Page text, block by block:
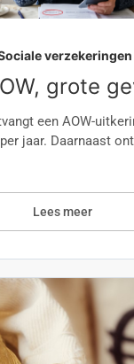
verzekeringen
grote
een AOW-
jaar. Daarnaast
Lees meer